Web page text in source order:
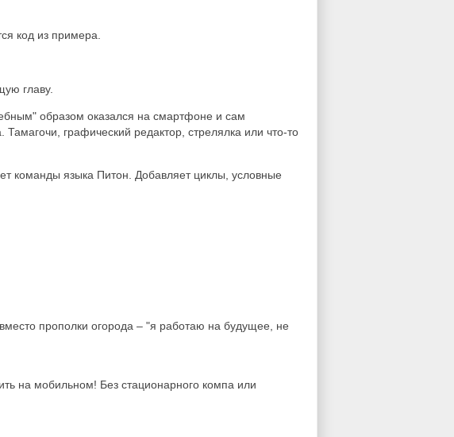
код из примера.
главу.
образом оказался на смартфоне и сам
графический редактор, стрелялка или что-то
команды языка Питон. Добавляет циклы, условные
вместо прополки огорода – "я работаю на будущее, не
на мобильном! Без стационарного компа или